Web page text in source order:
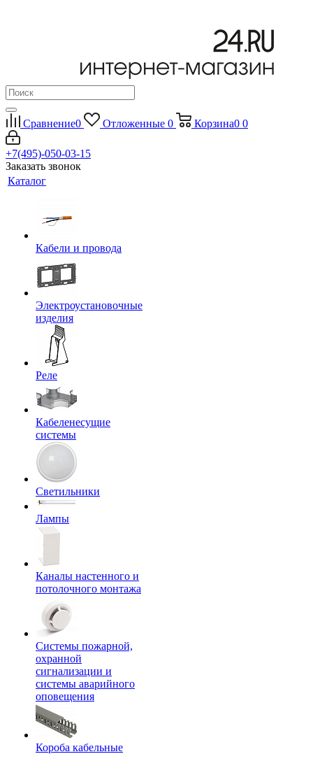
Сравнение0 Отложенные 0 Корзина0 0
+7(495)-050-03-15
Заказать звонок
Каталог
Кабели и провода
Электроустановочные
изделия
Реле
Кабеленесущие
системы
Светильники
Лампы
Каналы настенного и
потолочного монтажа
Системы пожарной,
охранной
сигнализации и
системы аварийного
оповещения
Короба кабельные